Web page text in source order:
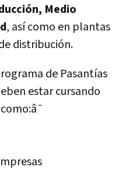
Medio
, así como en plantas
distribución.
de Pasantías
estar cursando